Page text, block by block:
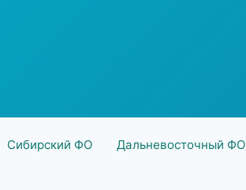
Сибирский ФО Дальневосточный ФО